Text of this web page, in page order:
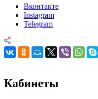
Вконтакте
Instagram
Telegram
Кабинеты